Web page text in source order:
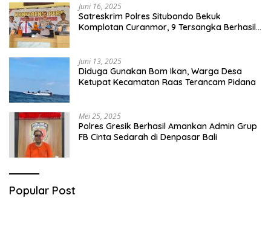
Juni 16, 2025
Satreskrim Polres Situbondo Bekuk
Komplotan Curanmor, 9 Tersangka Berhasil
Juni 13, 2025
Diduga Gunakan Bom Ikan, Warga Desa
Ketupat Kecamatan Raas Terancam Pidana
Mei 25, 2025
Polres Gresik Berhasil Amankan Admin Grup
FB Cinta Sedarah di Denpasar Bali
Popular Post